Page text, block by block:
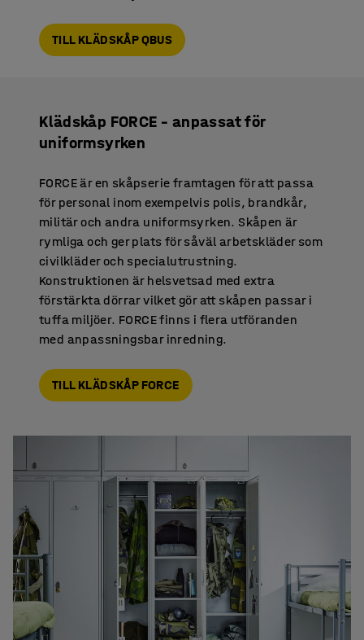
TILL KLÄDSKÅP QBUS
Klädskåp FORCE – anpassat för
uniformsyrken
FORCE är en skåpserie framtagen för att passa
för personal inom exempelvis polis, brandkår,
militär och andra uniformsyrken. Skåpen är
rymliga och ger plats för såväl arbetskläder som
civilkläder och specialutrustning.
Konstruktionen är helsvetsad med extra
förstärkta dörrar vilket gör att skåpen passar i
tuffa miljöer. FORCE finns i flera utföranden
med anpassningsbar inredning.
TILL KLÄDSKÅP FORCE